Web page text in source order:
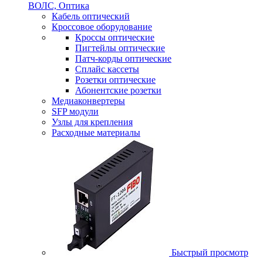
ВОЛС, Оптика
Кабель оптический
Кроссовое оборудование
Кроссы оптические
Пигтейлы оптические
Патч-корды оптические
Сплайс кассеты
Розетки оптические
Абонентские розетки
Медиаконвертеры
SFP модули
Узлы для крепления
Расходные материалы
Быстрый просмотр